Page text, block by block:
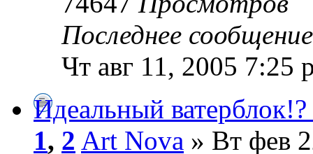
Последнее
Чт авг 11, 2005 7:25
Идеальный
1, 2 Art Nova » Вт фев